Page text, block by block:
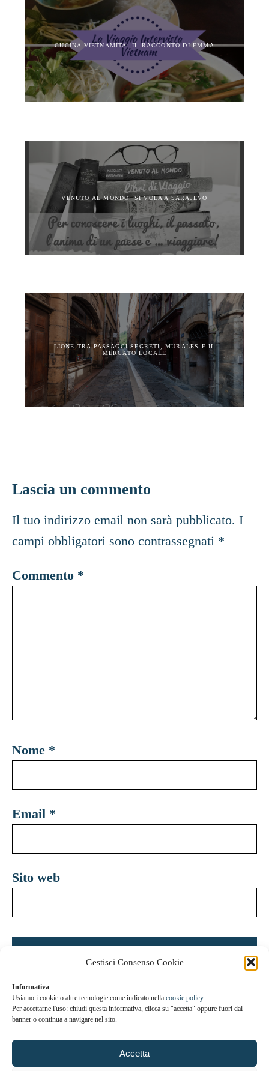
Gestisci Consenso Cookie
Informativa
Usiamo i cookie o altre tecnologie come indicato nella cookie policy.
Per accettarne l'uso: chiudi questa informativa, clicca su "accetta" oppure fuori dal
banner o continua a navigare nel sito.
Accetta
CUCINA VIETNAMITA: IL RACCONTO DI EMMA
VENUTO AL MONDO: SI VOLA A SARAJEVO
LIONE TRA PASSAGGI SEGRETI, MURALES E IL
MERCATO LOCALE
Lascia un commento
Il tuo indirizzo email non sarà pubblicato. I
campi obbligatori sono contrassegnati *
Commento *
Nome *
Email *
Sito web